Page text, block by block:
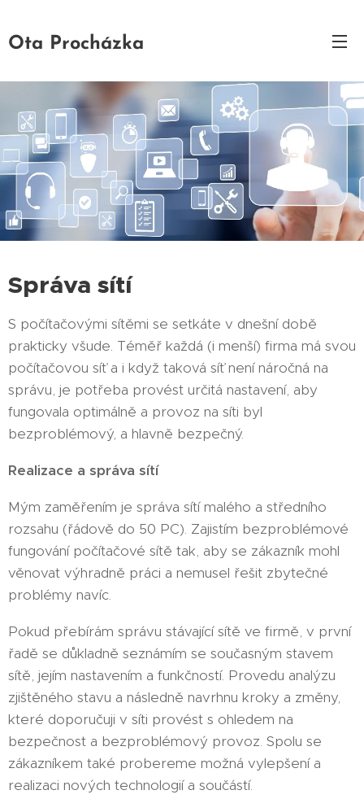
Ota Procházka
Správa sítí
S počítačovými sítěmi se setkáte v dnešní době
prakticky všude. Téměř každá (i menší) firma má svou
počítačovou síť a i když taková síť není náročná na
správu, je potřeba provést určitá nastavení, aby
fungovala optimálně a provoz na síti byl
bezproblémový, a hlavně bezpečný.
Realizace a správa sítí
Mým zaměřením je správa sítí malého a středního
rozsahu (řádově do 50 PC). Zajistím bezproblémové
fungování počítačové sítě tak, aby se zákazník mohl
věnovat výhradně práci a nemusel řešit zbytečné
problémy navíc.
Pokud přebírám správu stávající sítě ve firmě, v první
řadě se důkladně seznámím se současným stavem
sítě, jejím nastavením a funkčností. Provedu analýzu
zjištěného stavu a následně navrhnu kroky a změny,
které doporučuji v síti provést s ohledem na
bezpečnost a bezproblémový provoz. Spolu se
zákazníkem také probereme možná vylepšení a
realizaci nových technologií a součástí.